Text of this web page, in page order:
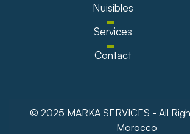
Nuisibles
Services
Contact
© 2025 MARKA SERVICES - All
Morocco